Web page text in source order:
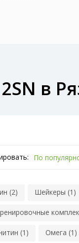
в
По
(2) Шейкеры (1)
(1) Омега (1)